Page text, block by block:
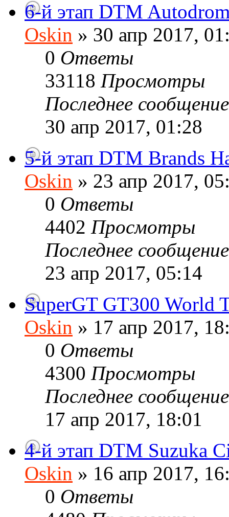
6-й этап DTM
Oskin » 30 апр 2017,
0 Ответы
33118 Просмотры
Последнее
30 апр 2017, 01:28
5-й этап DTM Brands
Oskin » 23 апр 2017,
0 Ответы
4402 Просмотры
Последнее
23 апр 2017, 05:14
SuperGT GT300 World
Oskin » 17 апр 2017,
0 Ответы
4300 Просмотры
Последнее
17 апр 2017, 18:01
4-й этап DTM Suzuka
Oskin » 16 апр 2017,
0 Ответы